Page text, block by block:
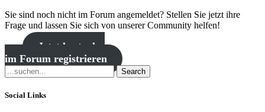
Sie sind noch nicht im Forum angemeldet? Stellen Sie jetzt ihre
Frage und lassen Sie sich von unserer Community helfen!
Jetzt kostenlos
im Forum registrieren
Search
Social Links